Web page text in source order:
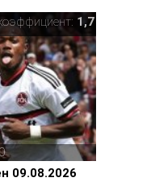
1,7
09.08.2026